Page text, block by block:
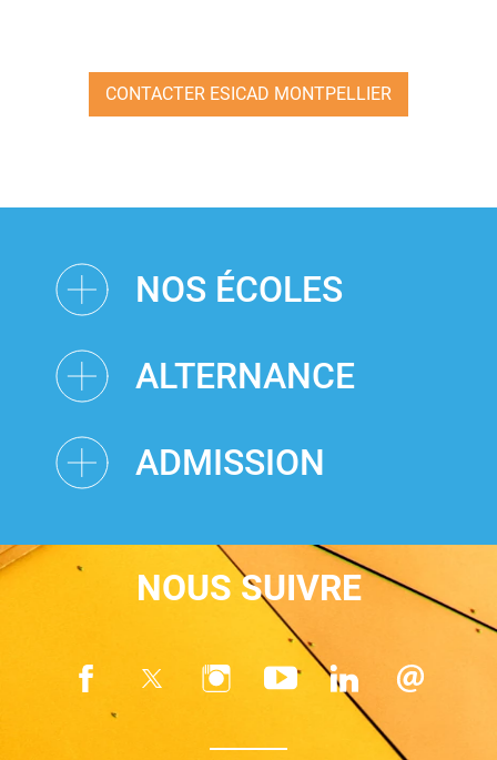
CONTACTER ESICAD MONTPELLIER
NOS ÉCOLES
ALTERNANCE
ADMISSION
NOUS SUIVRE